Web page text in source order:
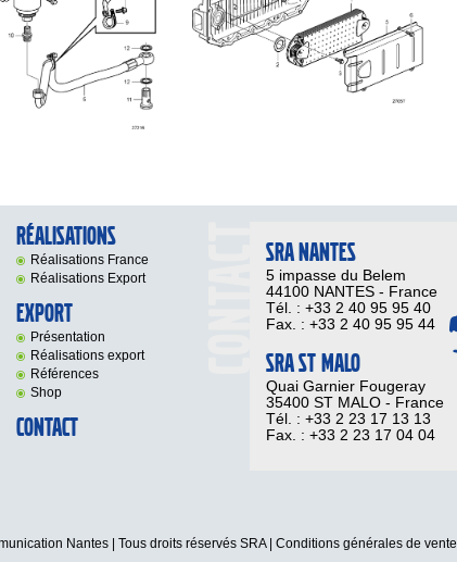
Réalisations
Réalisations France
Réalisations Export
Export
Présentation
Réalisations export
Références
Shop
Contact
SRA NANTES
5 impasse du Belem
44100 NANTES - France
Tél. : +33 2 40 95 95 40
Fax. : +33 2 40 95 95 44
SRA ST MALO
Quai Garnier Fougeray
35400 ST MALO - France
Tél. : +33 2 23 17 13 13
Fax. : +33 2 23 17 04 04
Nantes | Tous droits réservés SRA | Conditions générales de vente